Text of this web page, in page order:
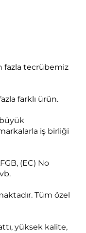
fazla tecrübemiz
farklı ürün.
iş birliği
(EC) No
Tüm özel
yüksek kalite,